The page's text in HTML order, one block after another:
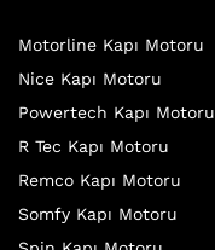
Motorline Kapı Motoru
Nice Kapı Motoru
Powertech Kapı Motoru
R Tec Kapı Motoru
Remco Kapı Motoru
Somfy Kapı Motoru